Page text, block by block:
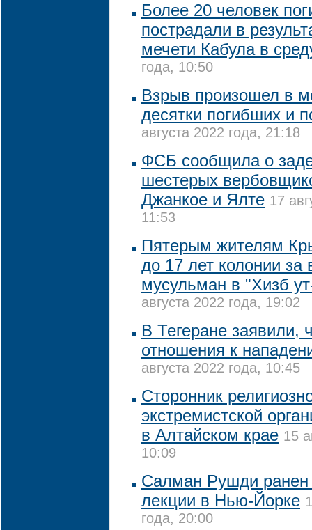
Более 20 человек
пострадали в
мечети Кабула в
года, 10:50
Взрыв произошел в
десятки погибших и
августа 2022 года, 21:18
ФСБ сообщила о
шестерых
Джанкое и Ялте 17
11:53
Пятерым жителям
до 17 лет колонии за
мусульман в "Хизб
августа 2022 года, 19:02
В Тегеране заявили,
отношения к
августа 2022 года, 10:45
Сторонник
экстремистской
в Алтайском крае 15
10:09
Салман Рушди ранен
лекции в Нью-Йорке
года, 20:00